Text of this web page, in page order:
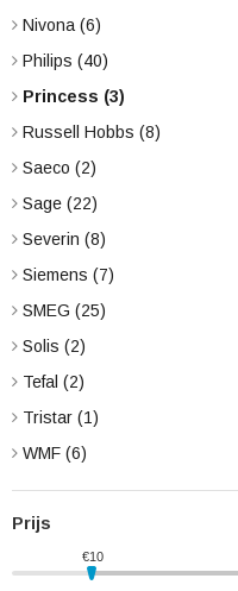
Nivona (6)
Philips (40)
Princess (3)
Russell Hobbs (8)
Saeco (2)
Sage (22)
Severin (8)
Siemens (7)
SMEG (25)
Solis (2)
Tefal (2)
Tristar (1)
WMF (6)
Prijs
€10